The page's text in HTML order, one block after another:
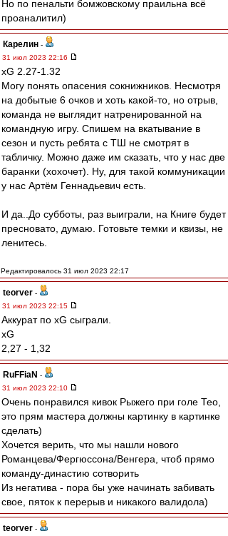
Но по пенальти бомжовскому праильна всё
проаналитил)
Карелин -
31 июл 2023 22:16
xG 2.27-1.32
Могу понять опасения сокнижников. Несмотря
на добытые 6 очков и хоть какой-то, но отрыв,
команда не выглядит натренированной на
командную игру. Спишем на вкатывание в
сезон и пусть ребята с ТШ не смотрят в
табличку. Можно даже им сказать, что у нас две
баранки (хохочет). Ну, для такой коммуникации
у нас Артём Геннадьевич есть.
И да..До субботы, раз выиграли, на Книге будет
пресновато, думаю. Готовьте темки и квизы, не
ленитесь.
Редактировалось 31 июл 2023 22:17
teorver -
31 июл 2023 22:15
Аккурат по xG сыграли.
xG
2,27 - 1,32
RuFFiaN -
31 июл 2023 22:10
Очень понравился кивок Рыжего при голе Тео,
это прям мастера должны картинку в картинке
сделать)
Хочется верить, что мы нашли нового
Романцева/Фергюссона/Венгера, чтоб прямо
команду-династию сотворить
Из негатива - пора бы уже начинать забивать
свое, пяток к перерыв и никакого валидола)
teorver -